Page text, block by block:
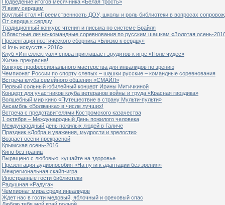
Подведение итогов месячника «Белая трость»
Я вижу сердцем
Круглый стол «Преемственность ДОУ, школы и роль библиотеки в вопросах
От сердца к сердцу
Традиционный конкурс чтения и письма по системе Брайля
Областные лично-командные соревнования по русским шашкам «Золотая осень-
Презентация поэтического сборника «Близко к сердцу»
«Ночь искусств - 2016»
Клуб «Интеллектуал» снова приглашает эрудитов к игре «Поле чудес»
Жизнь прекрасна!
Конкурс профессионального мастерства для инвалидов по зрению
Чемпионат России по спорту слепых – шашки русские – командные соревнования
Встреча клуба семейного общения «СМАЙЛ»
Первый сольный юбилейный концерт Ирины Митичкиной
Концерт для участников клуба ветеранов войны и труда «Красная гвоздика»
Волшебный мир кино «Путешествие в страну Мульти-пульти»
Ансамбль «Волжанка» в числе лучших!
Встреча с представителями Костромского казачества
1 октября – Международный День пожилого человека
Международный день пожилых людей в Галиче
Праздник «Добра и уважения, мудрости и зрелости»
Возраст осени прекрасной
Крымская осень-2016
Кино без границ
Выращено с любовью, кушайте на здоровье
Презентация аудиопособия «На пути к адаптации без зрения»
Межрегиональная скайп-игра
Иностранные гости библиотеки
Радушная «Радуга»
Чемпионат мира среди инвалидов
Ждет нас в гости медовый, яблочный и ореховый спас